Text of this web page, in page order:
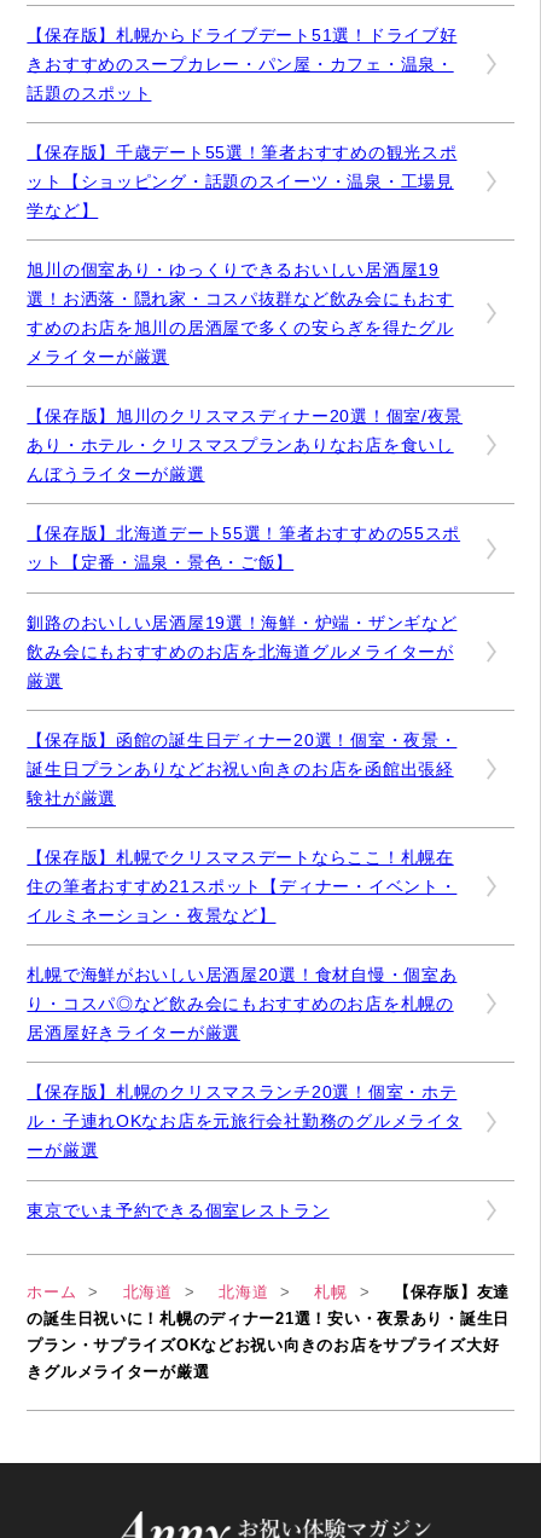
【保存版】札幌からドライブデート51選！ドライブ好
きおすすめのスープカレー・パン屋・カフェ・温泉・
話題のスポット
【保存版】千歳デート55選！筆者おすすめの観光スポ
ット【ショッピング・話題のスイーツ・温泉・工場見
学など】
旭川の個室あり・ゆっくりできるおいしい居酒屋19
選！お洒落・隠れ家・コスパ抜群など飲み会にもおす
すめのお店を旭川の居酒屋で多くの安らぎを得たグル
メライターが厳選
【保存版】旭川のクリスマスディナー20選！個室/夜景
あり・ホテル・クリスマスプランありなお店を食いし
んぼうライターが厳選
【保存版】北海道デート55選！筆者おすすめの55スポ
ット【定番・温泉・景色・ご飯】
釧路のおいしい居酒屋19選！海鮮・炉端・ザンギなど
飲み会にもおすすめのお店を北海道グルメライターが
厳選
【保存版】函館の誕生日ディナー20選！個室・夜景・
誕生日プランありなどお祝い向きのお店を函館出張経
験社が厳選
【保存版】札幌でクリスマスデートならここ！札幌在
住の筆者おすすめ21スポット【ディナー・イベント・
イルミネーション・夜景など】
札幌で海鮮がおいしい居酒屋20選！食材自慢・個室あ
り・コスパ◎など飲み会にもおすすめのお店を札幌の
居酒屋好きライターが厳選
【保存版】札幌のクリスマスランチ20選！個室・ホテ
ル・子連れOKなお店を元旅行会社勤務のグルメライタ
ーが厳選
東京でいま予約できる個室レストラン
ホーム 北海道 北海道 札幌
【保存版】友達
の誕生日祝いに！札幌のディナー21選！安い・夜景あり・誕生日
プラン・サプライズOKなどお祝い向きのお店をサプライズ大好
きグルメライターが厳選